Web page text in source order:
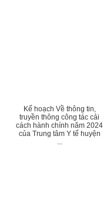
Kế hoạch Về thông tin,
truyền thông công tác cải
cách hành chính năm 2024
của Trung tâm Y tế huyện
...